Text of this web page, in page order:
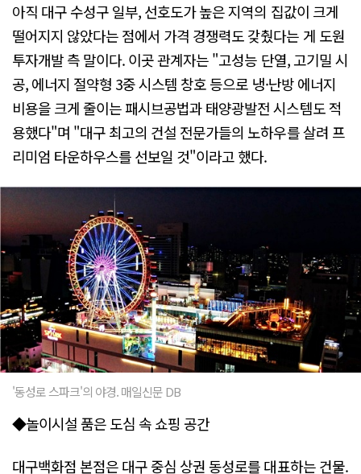
아직 대구 수성구 일부, 선호도가 높은 지역의 집값이 크게
떨어지지 않았다는 점에서 가격 경쟁력도 갖췄다는 게 도원
투자개발 측 말이다. 이곳 관계자는 "고성능 단열, 고기밀 시
공, 에너지 절약형 3중 시스템 창호 등으로 냉·난방 에너지
비용을 크게 줄이는 패시브공법과 태양광발전 시스템도 적
용했다"며 "대구 최고의 건설 전문가들의 노하우를 살려 프
리미엄 타운하우스를 선보일 것"이라고 했다.
'동성로 스파크'의 야경. 매일신문 DB
◆놀이시설 품은 도심 속 쇼핑 공간
대구백화점 본점은 대구 중심 상권 동성로를 대표하는 건물.